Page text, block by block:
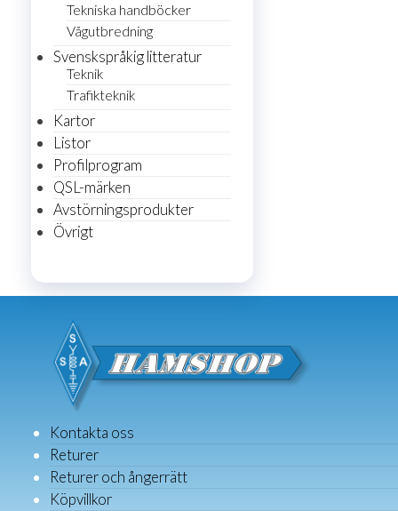
Tekniska handböcker
Vågutbredning
Svenskspråkig litteratur
Teknik
Trafikteknik
Kartor
Listor
Profilprogram
QSL-märken
Avstörningsprodukter
Övrigt
Kontakta oss
Returer
Returer och ångerrätt
Köpvillkor